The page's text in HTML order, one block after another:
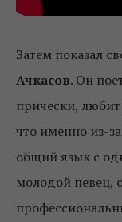
Затем показал
Ачкасов. Он
прически, любит
что именно из-
общий язык с
молодой певец,